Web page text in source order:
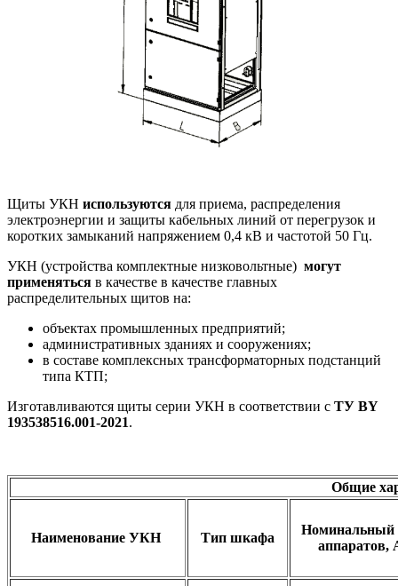
Щиты УКН используются для приема, распределения
электроэнергии и защиты кабельных линий от перегрузок и
коротких замыканий напряжением 0,4 кВ и частотой 50 Гц.
УКН (устройства комплектные низковольтные) могут
применяться в качестве в качестве главных
распределительных щитов на:
объектах промышленных предприятий;
административных зданиях и сооружениях;
в составе комплексных трансформаторных подстанций
типа КТП;
Изготавливаются щиты серии УКН в соответствии с ТУ BY
193538516.001-2021.
Общие
Наименование УКН Тип шкафа
Номинальный
аппаратов,